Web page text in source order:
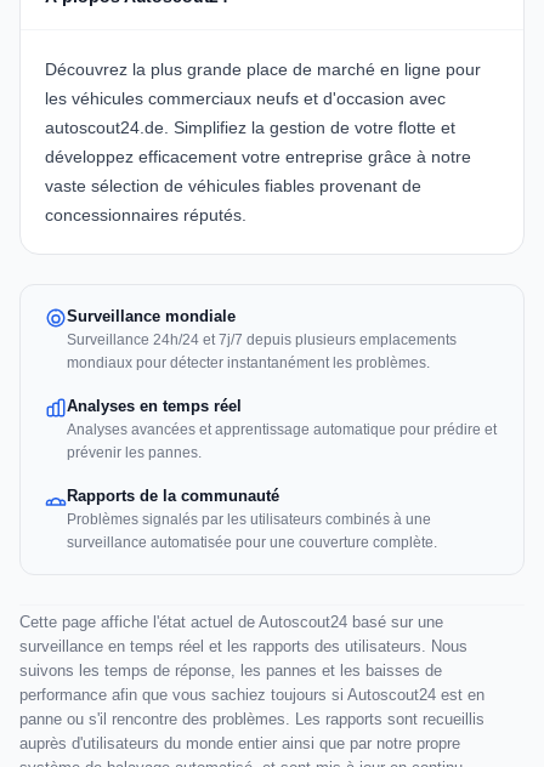
Découvrez la plus grande place de marché en ligne pour
les véhicules commerciaux neufs et d'occasion avec
autoscout24.de. Simplifiez la gestion de votre flotte et
développez efficacement votre entreprise grâce à notre
vaste sélection de véhicules fiables provenant de
concessionnaires réputés.
Surveillance mondiale
Surveillance 24h/24 et 7j/7 depuis plusieurs emplacements
mondiaux pour détecter instantanément les problèmes.
Analyses en temps réel
Analyses avancées et apprentissage automatique pour prédire et
prévenir les pannes.
Rapports de la communauté
Problèmes signalés par les utilisateurs combinés à une
surveillance automatisée pour une couverture complète.
Cette page affiche l'état actuel de Autoscout24 basé sur une
surveillance en temps réel et les rapports des utilisateurs. Nous
suivons les temps de réponse, les pannes et les baisses de
performance afin que vous sachiez toujours si Autoscout24 est en
panne ou s'il rencontre des problèmes. Les rapports sont recueillis
auprès d'utilisateurs du monde entier ainsi que par notre propre